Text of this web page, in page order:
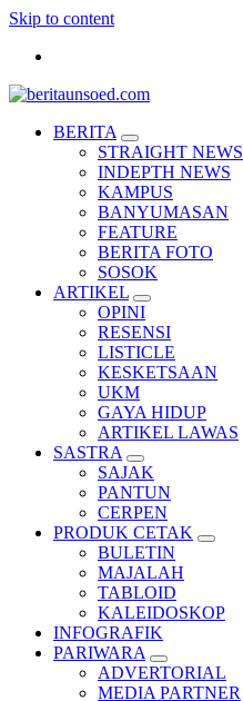
Skip to content
Pemandu Wawasan Almamater
BERITA
STRAIGHT NEWS
INDEPTH NEWS
KAMPUS
BANYUMASAN
FEATURE
BERITA FOTO
SOSOK
ARTIKEL
OPINI
RESENSI
LISTICLE
KESKETSAAN
UKM
GAYA HIDUP
ARTIKEL LAWAS
SASTRA
SAJAK
PANTUN
CERPEN
PRODUK CETAK
BULETIN
MAJALAH
TABLOID
KALEIDOSKOP
INFOGRAFIK
PARIWARA
ADVERTORIAL
MEDIA PARTNER